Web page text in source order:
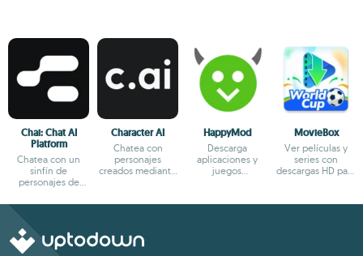
Chai: Chat AI
Platform
Chatea con un
sinfín de
personajes de
Character AI
Chatea con
personajes
creados mediante
HappyMod
Descarga
aplicaciones y
juegos
MovieBox
Ver películas y
series con
descargas HD para